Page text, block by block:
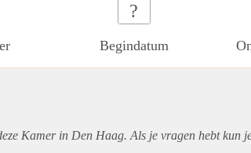
?
Begindatum
Kamer in Den Haag. Als je vragen hebt kun